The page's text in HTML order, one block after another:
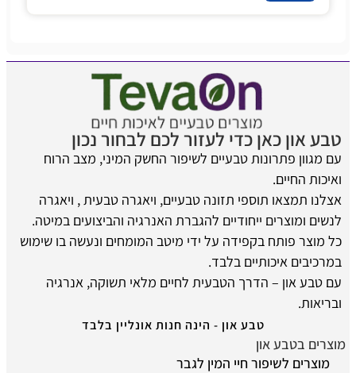
טבע און כאן כדי לעזור לכם לבחור נכון
עם מגוון פתרונות טבעיים לשיפור החשק המיני, מצב הרוח
ואיכות החיים.
אצלנו תמצאו תוספי תזונה טבעיים, ויאגרה טבעית , ויאגרה
לנשים ומוצרים ייחודיים להגברת האנרגיה והביצועים במיטה.
כל מוצר פותח בקפידה על ידי מיטב המומחים ונעשה בו שימוש
במרכיבים איכותיים בלבד.
עם טבע און – הדרך הטבעית לחיים מלאי תשוקה, אנרגיה
ובריאות.
טבע און - הינה חנות אונליין בלבד
מוצרים בטבע און
מוצרים לשיפור חיי המין לגבר